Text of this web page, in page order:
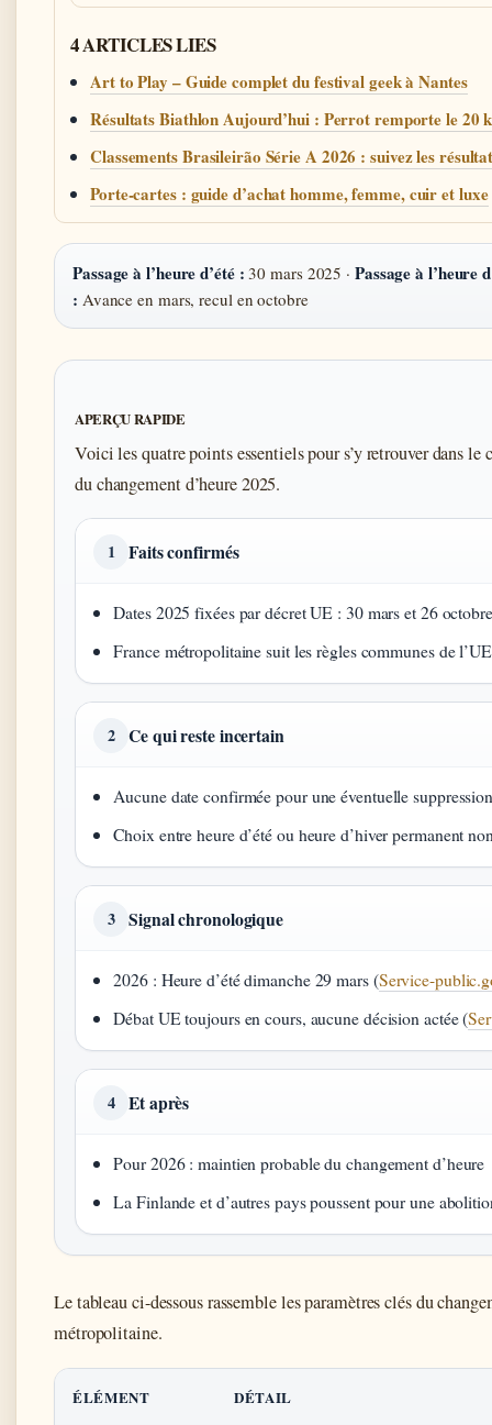
4 ARTICLES LIES
Art to Play – Guide complet du festival geek à Nantes
Résultats Biathlon Aujourd’hui : Perrot remporte le 20
Classements Brasileirão Série A 2026 : suivez les
Porte-cartes : guide d’achat homme, femme, cuir et luxe
Passage à l’heure d’été : 30 mars 2025 · Passage à l’heure
: Avance en mars, recul en octobre
APERÇU RAPIDE
Voici les quatre points essentiels pour s’y retrouver dans le
du changement d’heure 2025.
1 Faits confirmés
Dates 2025 fixées par décret UE : 30 mars et 26
France métropolitaine suit les règles communes de
2 Ce qui reste incertain
Aucune date confirmée pour une éventuelle
Choix entre heure d’été ou heure d’hiver permanent
3 Signal chronologique
2026 : Heure d’été dimanche 29 mars (Service-
Débat UE toujours en cours, aucune décision actée (
4 Et après
Pour 2026 : maintien probable du changement d’heure
La Finlande et d’autres pays poussent pour une
Le tableau ci-dessous rassemble les paramètres clés du
métropolitaine.
ÉLÉMENT DÉTAIL